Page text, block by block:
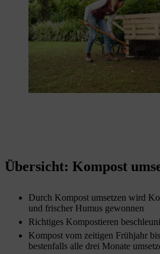
Übersicht: Kompost
Durch Kompost umsetzen wird
und frischer Humus gewonnen
Richtiges Kompostieren
Kompost vom zeitigen Frühjahr
bestenfalls alle drei Monate